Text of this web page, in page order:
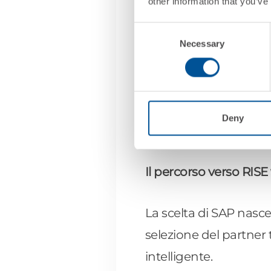
Necessary
Deny
medio-lungo
professionisti che
moderni per
cambio
Presidente e CEO di
Il percorso verso
La scelta di SAP
selezione del
intelligente.